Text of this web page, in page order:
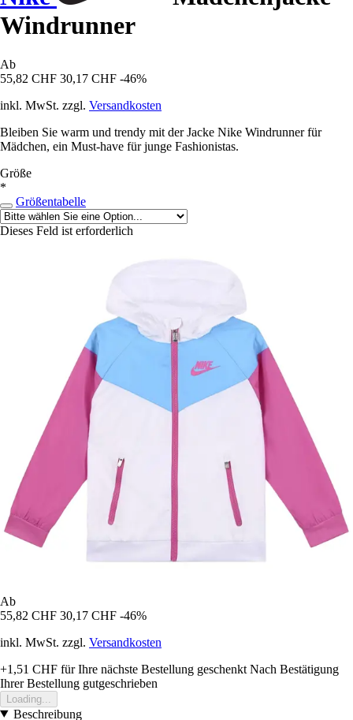
Windrunner
Ab
55,82 CHF 30,17 CHF -46%
inkl. MwSt. zzgl. Versandkosten
Bleiben Sie warm und trendy mit der Jacke Nike Windrunner für
Mädchen, ein Must-have für junge Fashionistas.
Größe
*
Größentabelle
Dieses Feld ist erforderlich
Ab
55,82 CHF 30,17 CHF -46%
inkl. MwSt. zzgl. Versandkosten
+1,51 CHF für Ihre nächste Bestellung geschenkt Nach Bestätigung
Ihrer Bestellung gutgeschrieben
Loading...
Beschreibung